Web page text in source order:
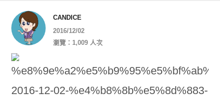
CANDICE
2016/12/02
瀏覽：1,009 人次